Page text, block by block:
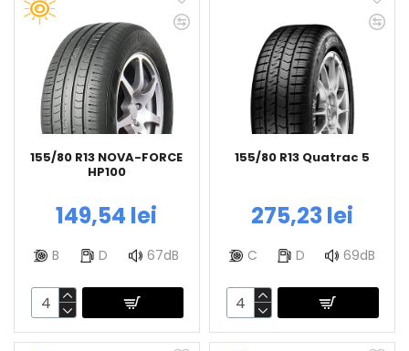
155/80 R13 NOVA-FORCE
HP100
149,54 lei
B D 67dB
155/80 R13 Quatrac 5
275,23 lei
C D 69dB